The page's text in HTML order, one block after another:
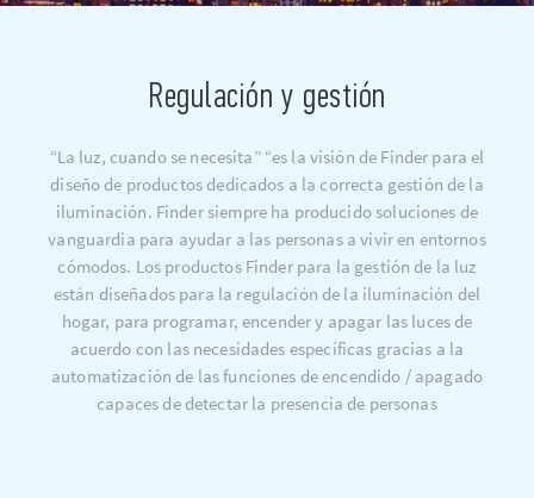
Regulación y gestión
“La luz, cuando se necesita” “es la visión de Finder para el
diseño de productos dedicados a la correcta gestión de la
iluminación. Finder siempre ha producido soluciones de
vanguardia para ayudar a las personas a vivir en entornos
cómodos. Los productos Finder para la gestión de la luz
están diseñados para la regulación de la iluminación del
hogar, para programar, encender y apagar las luces de
acuerdo con las necesidades específicas gracias a la
automatización de las funciones de encendido / apagado
capaces de detectar la presencia de personas